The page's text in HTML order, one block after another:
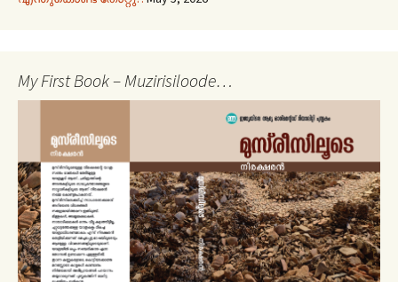
My First Book – Muzirisiloode…